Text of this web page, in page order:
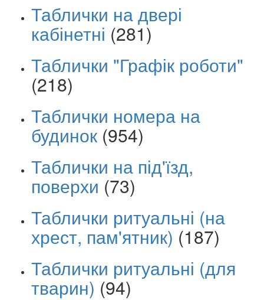
Таблички на двері
кабінетні (281)
Таблички "Графік роботи"
(218)
Таблички номера на
будинок (954)
Таблички на під'їзд,
поверхи (73)
Таблички ритуальні (на
хрест, пам'ятник) (187)
Таблички ритуальні (для
тварин) (94)